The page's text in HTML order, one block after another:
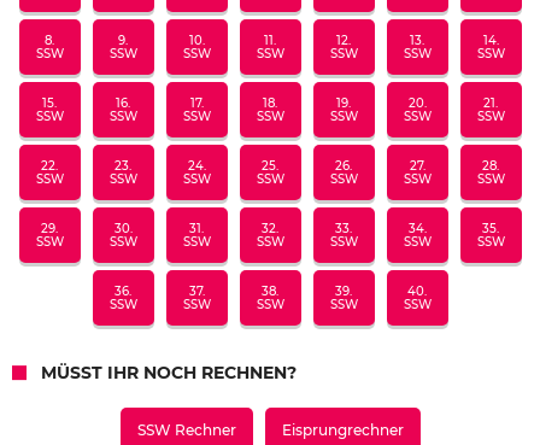
8.
SSW
9.
SSW
10.
SSW
11.
SSW
12.
SSW
13.
SSW
14.
SSW
15.
SSW
16.
SSW
17.
SSW
18.
SSW
19.
SSW
20.
SSW
21.
SSW
22.
SSW
23.
SSW
24.
SSW
25.
SSW
26.
SSW
27.
SSW
28.
SSW
29.
SSW
30.
SSW
31.
SSW
32.
SSW
33.
SSW
34.
SSW
35.
SSW
36.
SSW
37.
SSW
38.
SSW
39.
SSW
40.
SSW
MÜSST IHR NOCH RECHNEN?
SSW Rechner Eisprungrechner